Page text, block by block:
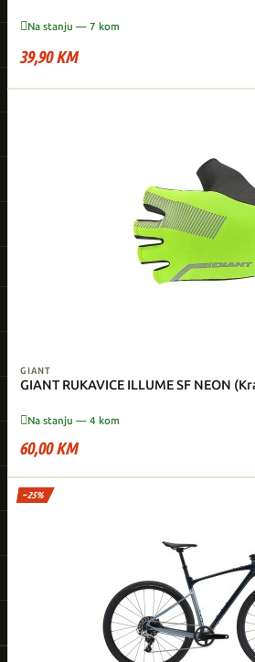
Na stanju — 7 kom
39,90 KM
GIANT
GIANT RUKAVICE ILLUME SF NEON
Na stanju — 4 kom
60,00 KM
−25%